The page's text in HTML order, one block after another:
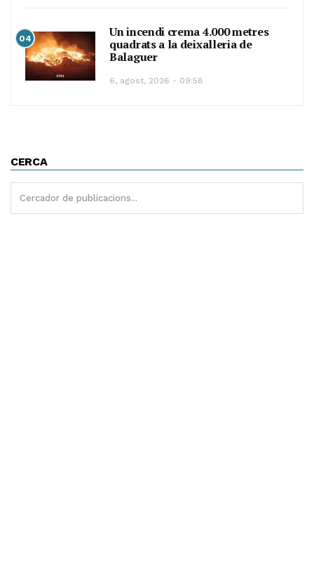
04
Un incendi crema 4.000 metres
quadrats a la deixalleria de
Balaguer
6, agost, 2026 - 09:58
CERCA